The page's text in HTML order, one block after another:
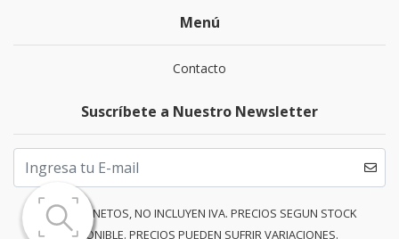
Menú
Contacto
Suscríbete a Nuestro Newsletter
PRECIOS NETOS, NO INCLUYEN IVA. PRECIOS SEGUN STOCK
DISPONIBLE. PRECIOS PUEDEN SUFRIR VARIACIONES.